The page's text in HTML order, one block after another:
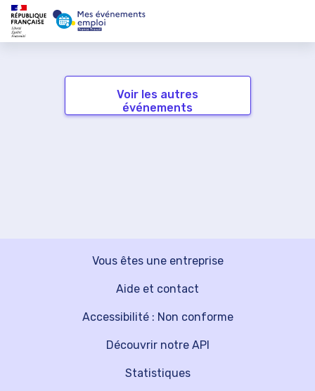
Voir les autres
événements
Vous êtes une entreprise
Découvrir notre API
Aide et contact
Statistiques
Accessibilité : Non conforme